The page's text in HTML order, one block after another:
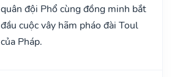
quân đội Phổ cùng đồng minh bắt
đầu cuộc vây hãm pháo đài Toul
của Pháp.